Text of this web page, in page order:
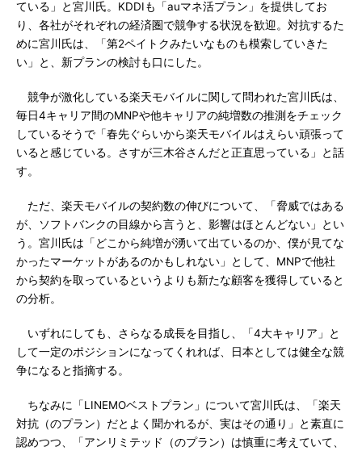
ている」と宮川氏。KDDIも「auマネ活プラン」を提供してお
り、各社がそれぞれの経済圏で競争する状況を歓迎。対抗するた
めに宮川氏は、「第2ペイトクみたいなものも模索していきた
い」と、新プランの検討も口にした。
競争が激化している楽天モバイルに関して問われた宮川氏は、
毎日4キャリア間のMNPや他キャリアの純増数の推測をチェック
しているそうで「春先ぐらいから楽天モバイルはえらい頑張って
いると感じている。さすが三木谷さんだと正直思っている」と話
す。
ただ、楽天モバイルの契約数の伸びについて、「脅威ではある
が、ソフトバンクの目線から言うと、影響はほとんどない」とい
う。宮川氏は「どこから純増が湧いて出ているのか、僕が見てな
かったマーケットがあるのかもしれない」として、MNPで他社
から契約を取っているというよりも新たな顧客を獲得していると
の分析。
いずれにしても、さらなる成長を目指し、「4大キャリア」と
して一定のポジションになってくれれば、日本としては健全な競
争になると指摘する。
ちなみに「LINEMOベストプラン」について宮川氏は、「楽天
対抗（のプラン）だとよく聞かれるが、実はその通り」と素直に
認めつつ、「アンリミテッド（のプラン）は慎重に考えていて、